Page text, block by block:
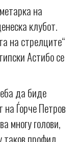
на
клубот.
на стрелците“
Астибо се
да биде
Ѓорче Петров
многу голови,
таков профил